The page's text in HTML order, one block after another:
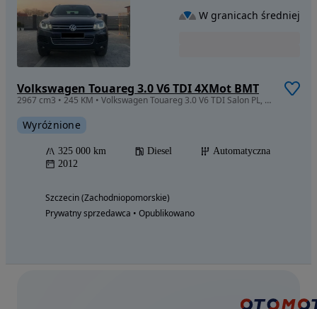
Volkswagen Touareg 3.0 V6 TDI 4XMot BMT
2967 cm3 • 245 KM • Volkswagen Touareg 3.0 V6 TDI Salon PL, Pneumatyka, Hak
Wyróżnione
325 000 km Diesel
Automatyczna
2012
Szczecin (Zachodniopomorskie)
Prywatny sprzedawca • Opublikowano
W granicach średniej